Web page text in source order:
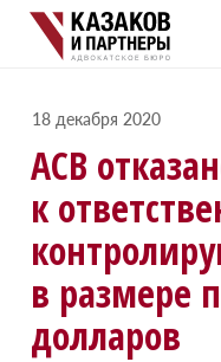
18 декабря 2020
АСВ
к
в размере
долларов